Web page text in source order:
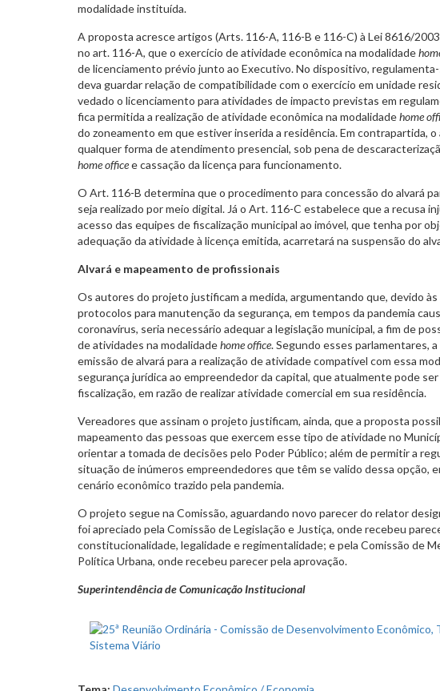
modalidade instituída.
A proposta acresce artigos (Arts. 116-A, 116-B e 116-C) à Lei 8616/
no art. 116-A, que o exercício de atividade econômica na modalidade
de licenciamento prévio junto ao Executivo. No dispositivo,
deva guardar relação de compatibilidade com o exercício em unidade
vedado o licenciamento para atividades de impacto previstas em
fica permitida a realização de atividade econômica na modalidadehome
do zoneamento em que estiver inserida a residência. Em contrapartida,
qualquer forma de atendimento presencial, sob pena de
home officee cassação da licença para funcionamento.
O Art. 116-B determina que o procedimento para concessão do alvará
seja realizado por meio digital. Já o Art. 116-C estabelece que a recusa
acesso das equipes de fiscalização municipal ao imóvel, que tenha por
adequação da atividade à licença emitida, acarretará na suspensão do
Alvará e mapeamento de profissionais
Os autores do projeto justificam a medida, argumentando que, devido
protocolos para manutenção da segurança, em tempos da pandemia
coronavírus, seria necessário adequar a legislação municipal, a fim de
de atividades na modalidadehome office. Segundo esses parlamentares,
emissão de alvará para a realização de atividade compatível com essa
segurança jurídica ao empreendedor da capital, que atualmente pode
fiscalização, em razão de realizar atividade comercial em sua residência.
Vereadores que assinam o projeto justificam, ainda, que a proposta
mapeamento das pessoas que exercem esse tipo de atividade no
orientar a tomada de decisões pelo Poder Público; além de permitir a
situação de inúmeros empreendedores que têm se valido dessa opção,
cenário econômico trazido pela pandemia.
O projeto segue na Comissão, aguardando novo parecer do relator
foi apreciado pela Comissão de Legislação e Justiça, onde recebeu
constitucionalidade, legalidade e regimentalidade; e pela Comissão de
Política Urbana, onde recebeu parecer pela aprovação.
Superintendência de Comunicação Institucional